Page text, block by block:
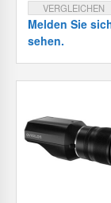
VERGLEICHEN
Melden Sie
sehen.